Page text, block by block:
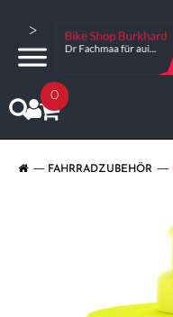
>
0
FAHRRADZUBEHÖR